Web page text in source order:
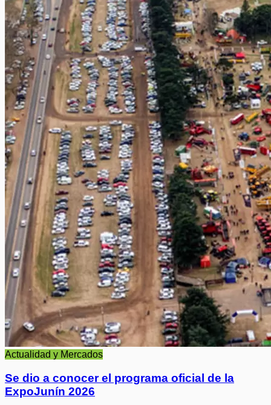
Actualidad y Mercados
Se dio a conocer el programa oficial de la
ExpoJunín 2026